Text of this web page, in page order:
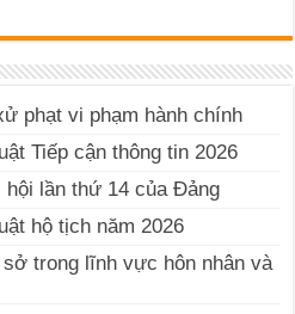
phạt vi phạm hành chính
Tiếp cận thông tin 2026
lần thứ 14 của Đảng
hộ tịch năm 2026
trong lĩnh vực hôn nhân và